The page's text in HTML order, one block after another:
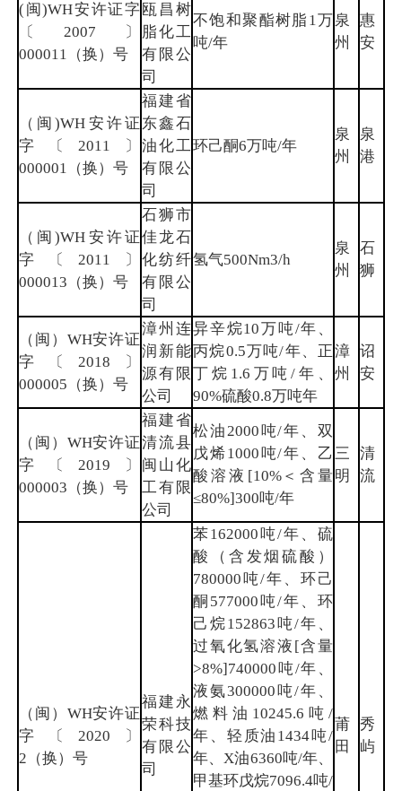
(闽)WH安许证字
〔2007〕
000011（换）号
瓯昌树
脂化工
有限公
司
不饱和聚酯树脂1万
吨/年
泉
州
惠
安
（闽)WH安许证
字〔2011〕
000001（换）号
福建省
东鑫石
油化工
有限公
司
环己酮6万吨/年
泉
州
泉
港
（闽)WH安许证
字〔2011〕
000013（换）号
石狮市
佳龙石
化纺纤
有限公
司
氢气500Nm3/h
泉
州
石
狮
（闽）WH安许证
字〔2018〕
000005（换）号
漳州连
润新能
源有限
公司
异辛烷10万吨/年、
丙烷0.5万吨/年、正
丁烷1.6万吨/年、
90%硫酸0.8万吨年
漳
州
诏
安
（闽）WH安许证
字〔2019〕
000003（换）号
福建省
清流县
闽山化
工有限
公司
松油2000吨/年、双
戊烯1000吨/年、乙
酸溶液[10%＜含量
≤80%]300吨/年
三
明
清
流
（闽）WH安许证
字〔2020〕
2（换）号
福建永
荣科技
有限公
司
苯162000吨/年、硫
酸（含发烟硫酸）
780000吨/年、环己
酮577000吨/年、环
己烷152863吨/年、
过氧化氢溶液[含量
>8%]740000吨/年、
液氨300000吨/年、
燃料油10245.6吨/
年、轻质油1434吨/
年、X油6360吨/年、
甲基环戊烷7096.4吨/
莆
田
秀
屿